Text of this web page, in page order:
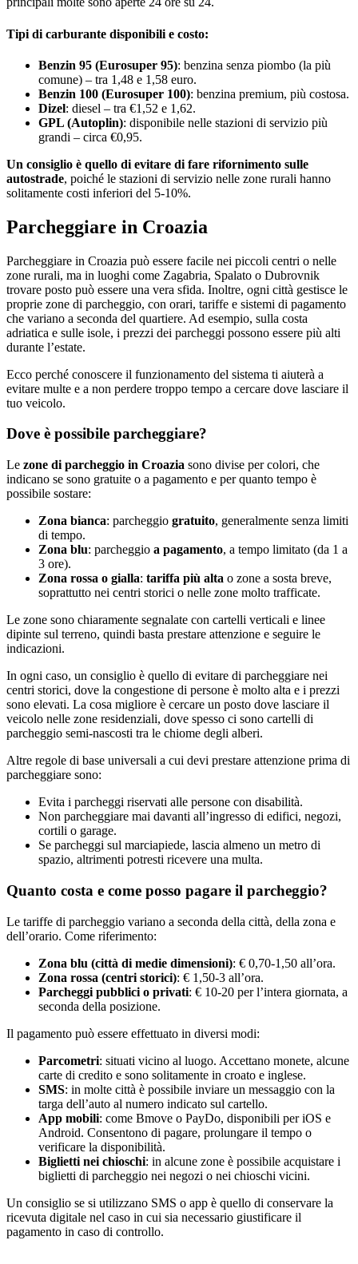
Tipi di carburante disponibili e costo:
Benzin 95 (Eurosuper 95): benzina senza piombo (la più
comune) – tra 1,48 e 1,58 euro.
Benzin 100 (Eurosuper 100): benzina premium, più costosa.
Dizel: diesel – tra €1,52 e 1,62.
GPL (Autoplin): disponibile nelle stazioni di servizio più
grandi – circa €0,95.
Un consiglio è quello di evitare di fare rifornimento sulle
autostrade, poiché le stazioni di servizio nelle zone rurali hanno
solitamente costi inferiori del 5-10%.
Parcheggiare in Croazia
Parcheggiare in Croazia può essere facile nei piccoli centri o nelle
zone rurali, ma in luoghi come Zagabria, Spalato o Dubrovnik
trovare posto può essere una vera sfida. Inoltre, ogni città gestisce le
proprie zone di parcheggio, con orari, tariffe e sistemi di pagamento
che variano a seconda del quartiere. Ad esempio, sulla costa
adriatica e sulle isole, i prezzi dei parcheggi possono essere più alti
durante l’estate.
Ecco perché conoscere il funzionamento del sistema ti aiuterà a
evitare multe e a non perdere troppo tempo a cercare dove lasciare il
tuo veicolo.
Dove è possibile parcheggiare?
Le zone di parcheggio in Croazia sono divise per colori, che
indicano se sono gratuite o a pagamento e per quanto tempo è
possibile sostare:
Zona bianca: parcheggio gratuito, generalmente senza limiti
di tempo.
Zona blu: parcheggio a pagamento, a tempo limitato (da 1 a
3 ore).
Zona rossa o gialla: tariffa più alta o zone a sosta breve,
soprattutto nei centri storici o nelle zone molto trafficate.
Le zone sono chiaramente segnalate con cartelli verticali e linee
dipinte sul terreno, quindi basta prestare attenzione e seguire le
indicazioni.
In ogni caso, un consiglio è quello di evitare di parcheggiare nei
centri storici, dove la congestione di persone è molto alta e i prezzi
sono elevati. La cosa migliore è cercare un posto dove lasciare il
veicolo nelle zone residenziali, dove spesso ci sono cartelli di
parcheggio semi-nascosti tra le chiome degli alberi.
Altre regole di base universali a cui devi prestare attenzione prima di
parcheggiare sono:
Evita i parcheggi riservati alle persone con disabilità.
Non parcheggiare mai davanti all’ingresso di edifici, negozi,
cortili o garage.
Se parcheggi sul marciapiede, lascia almeno un metro di
spazio, altrimenti potresti ricevere una multa.
Quanto costa e come posso pagare il parcheggio?
Le tariffe di parcheggio variano a seconda della città, della zona e
dell’orario. Come riferimento:
Zona blu (città di medie dimensioni): € 0,70-1,50 all’ora.
Zona rossa (centri storici): € 1,50-3 all’ora.
Parcheggi pubblici o privati: € 10-20 per l’intera giornata, a
seconda della posizione.
Il pagamento può essere effettuato in diversi modi:
Parcometri: situati vicino al luogo. Accettano monete, alcune
carte di credito e sono solitamente in croato e inglese.
SMS: in molte città è possibile inviare un messaggio con la
targa dell’auto al numero indicato sul cartello.
App mobili: come Bmove o PayDo, disponibili per iOS e
Android. Consentono di pagare, prolungare il tempo o
verificare la disponibilità.
Biglietti nei chioschi: in alcune zone è possibile acquistare i
biglietti di parcheggio nei negozi o nei chioschi vicini.
Un consiglio se si utilizzano SMS o app è quello di conservare la
ricevuta digitale nel caso in cui sia necessario giustificare il
pagamento in caso di controllo.